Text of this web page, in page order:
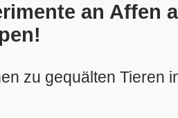
an Affen
zu gequälten Tieren